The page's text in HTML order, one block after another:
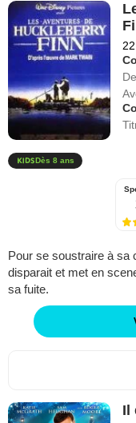
De
Dès 8 ans
Pour se soustraire à sa
disparait et met en
sa fuite.
Il